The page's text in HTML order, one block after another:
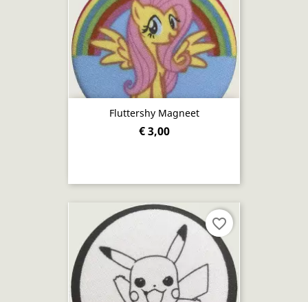
Fluttershy Magneet
€ 3,00
favorite_border